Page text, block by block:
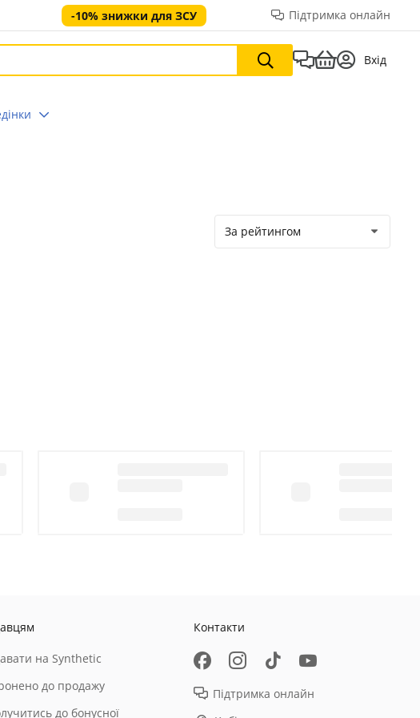
-10% знижки для ЗСУ Підтримка онлайн
Вхід
За рейтингом
на Synthetic
до продажу
до бонусної
Контакти
Підтримка онлайн